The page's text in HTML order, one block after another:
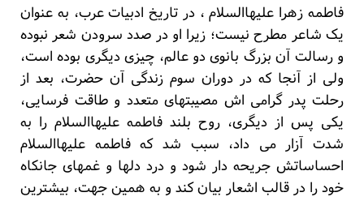
فاطمه زهرا علیهاالسلام ، در تاریخ ادبیات عرب، به عنوان
یک شاعر مطرح نیست؛ زیرا او در صدد سرودن شعر نبوده
و رسالت آن بزرگ بانوی دو عالم، چیزی دیگری بوده است،
ولی از آنجا که در دوران سوم زندگی آن حضرت، بعد از
رحلت پدر گرامی اش مصیبتهای متعدد و طاقت فرسایی،
یکی پس از دیگری، روح بلند فاطمه علیهاالسلام را به
شدت آزار می داد، سبب شد که فاطمه علیهاالسلام
احساساتش جریحه دار شود و درد دلها و غمهای جانکاه
خود را در قالب اشعار بیان کند و به همین جهت، بیشترین